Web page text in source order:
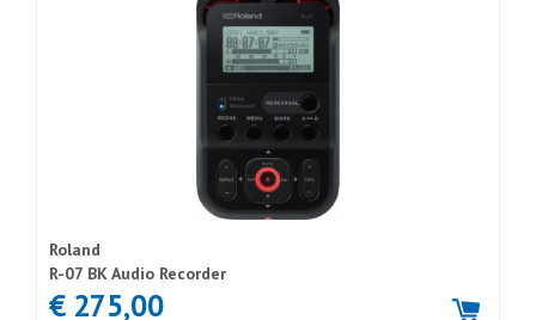
Roland
R-07 BK Audio Recorder
€ 275,00